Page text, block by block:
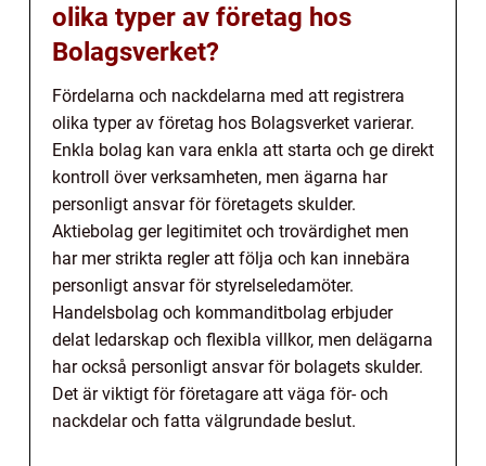
olika typer av företag hos
Bolagsverket?
Fördelarna och nackdelarna med att registrera
olika typer av företag hos Bolagsverket varierar.
Enkla bolag kan vara enkla att starta och ge direkt
kontroll över verksamheten, men ägarna har
personligt ansvar för företagets skulder.
Aktiebolag ger legitimitet och trovärdighet men
har mer strikta regler att följa och kan innebära
personligt ansvar för styrelseledamöter.
Handelsbolag och kommanditbolag erbjuder
delat ledarskap och flexibla villkor, men delägarna
har också personligt ansvar för bolagets skulder.
Det är viktigt för företagare att väga för- och
nackdelar och fatta välgrundade beslut.